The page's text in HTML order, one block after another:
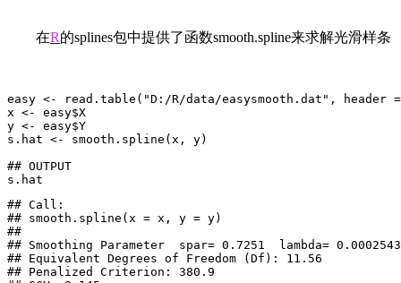
在R的splines包中提供了函数smooth.spline来求解光滑样条
easy <- read.table("D:/R/data/easysmooth.dat", header
x <- easy$X
y <- easy$Y
s.hat <- smooth.spline(x, y)
## OUTPUT
s.hat
## Call:
## smooth.spline(x = x, y = y)
##
## Smoothing Parameter  spar= 0.7251  lambda=
## Equivalent Degrees of Freedom (Df): 11.56
## Penalized Criterion: 380.9